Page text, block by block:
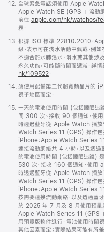
視
窗
開
註
12. 全球緊急電話須使用 Apple
Apple Watch SE (GPS + 流動
前往 apple.com/hk/watchos/
表。
註
13. 根據 ISO 標準 22810:2010，
級，表示可在淺水活動中佩戴，
不適合於水肺潛水、滑水或其他涉
永久功能，可能隨時間而遞減。詳情
hk/109522。
註
14.
須使用配備第二代超寬頻晶片的
視乎地區而定。
註
15. 一天的電池使用時間 (包括睡眠追
間 300 次、接收 90 個通知、使
時透過藍牙從 Apple Watch 播放
Watch Series 11 (GPS) 操作包
iPhone；Apple Watch Series
連接流動網絡共 4 小時，以及透
的電池使用時間 (包括睡眠追蹤)
530 次、接收 160 個通知、使用
時透過藍牙從 Apple Watch 播放
Watch Series 11 (GPS) 操作包
iPhone；Apple Watch Series
按需要連接流動網絡，以及透過
於 2025 年 7 月及 8 月使用預
Apple Watch Series 11 (GPS +
用預覽版軟件進行。電池使用時間
其他因素而定；實際結果可能有所差